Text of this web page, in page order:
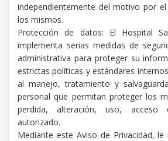
independientemente del motivo por
los mismos.
Protección de datos: El Hospital
implementa serias medidas de
administrativa para proteger su
estrictas políticas y estándares
al manejo, tratamiento y
personal que permitan proteger los
perdida, alteración, uso,
autorizado.
Mediante este Aviso de Privacidad,